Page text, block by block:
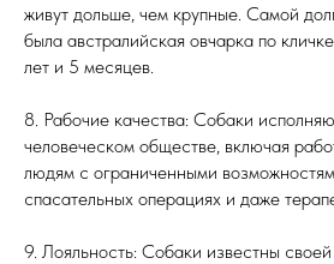
живут дольше, чем крупные. Самой
была австралийская овчарка по
лет и 5 месяцев.
8. Рабочие качества: Собаки
человеческом обществе, включая
людям с ограниченными
спасательных операциях и даже
9. Лояльность: Собаки известны